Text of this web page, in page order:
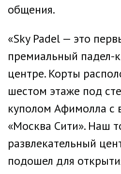
общения.
«Sky Padel — это
премиальный падел-
центре. Корты
шестом этаже под
куполом Афимолла с
«Москва Сити». Наш
развлекательный
подошел для